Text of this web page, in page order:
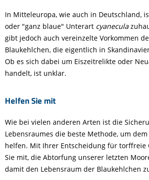
In Mitteleuropa, wie auch in Deutschland,
oder "ganz blaue" Unterart cyanecula
gibt jedoch auch vereinzelte Vorkommen
Blaukehlchen, die eigentlich in
Ob es sich dabei um Eiszeitrelikte oder
handelt, ist unklar.
Helfen Sie mit
Wie bei vielen anderen Arten ist die
Lebensraumes die beste Methode, um
helfen. Mit Ihrer Entscheidung für torffreie
Sie mit, die Abtorfung unserer letzten
damit den Lebensraum der Blaukehlchen